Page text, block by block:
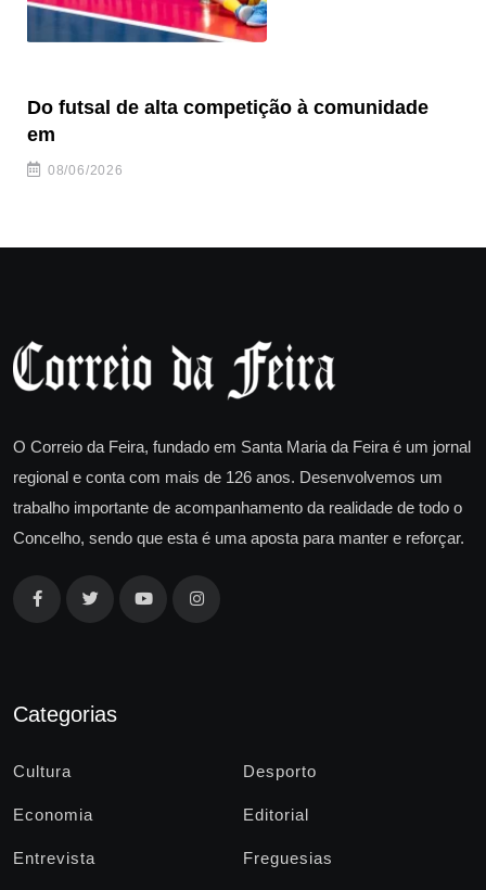
Do futsal de alta competição à comunidade
em
08/06/2026
O Correio da Feira, fundado em Santa Maria da Feira é um jornal
regional e conta com mais de 126 anos. Desenvolvemos um
trabalho importante de acompanhamento da realidade de todo o
Concelho, sendo que esta é uma aposta para manter e reforçar.
Categorias
Cultura Desporto
Economia Editorial
Entrevista Freguesias